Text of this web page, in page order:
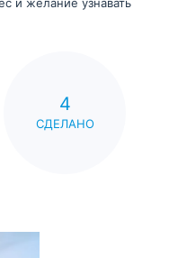
и желание узнавать
4
СДЕЛАНО